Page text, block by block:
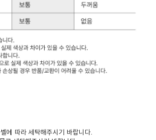
에 따라 세탁해주시기 바랍니다.